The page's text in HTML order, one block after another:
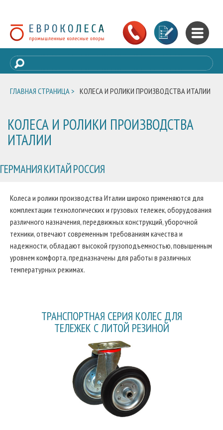
ГЛАВНАЯ СТРАНИЦА > КОЛЕСА И РОЛИКИ ПРОИЗВОДСТВА ИТАЛИИ
КОЛЕСА И РОЛИКИ ПРОИЗВОДСТВА
ИТАЛИИ
ГЕРМАНИЯКИТАЙРОССИЯ
Колеса и ролики производства Италии широко применяются для
комплектации технологических и грузовых тележек, оборудования
различного назначения, передвижных конструкций, уборочной
техники, отвечают современным требованиям качества и
надежности, обладают высокой грузоподъемностью, повышенным
уровнем комфорта, предназначены для работы в различных
температурных режимах.
ТРАНСПОРТНАЯ СЕРИЯ КОЛЕС ДЛЯ
ТЕЛЕЖЕК С ЛИТОЙ РЕЗИНОЙ